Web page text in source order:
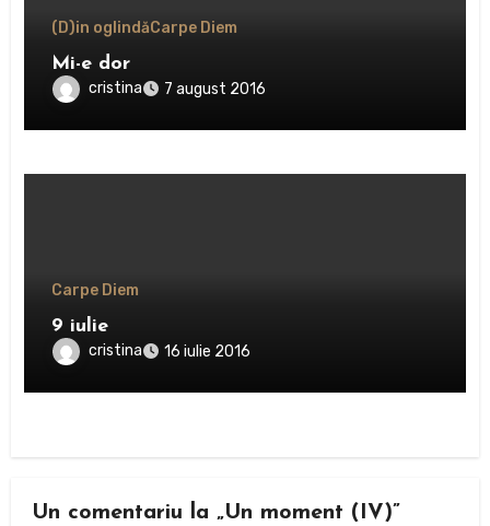
(D)in oglindăCarpe Diem
Mi-e dor
cristina 7 august 2016
Carpe Diem
9 iulie
cristina 16 iulie 2016
Un comentariu la „Un moment (IV)”